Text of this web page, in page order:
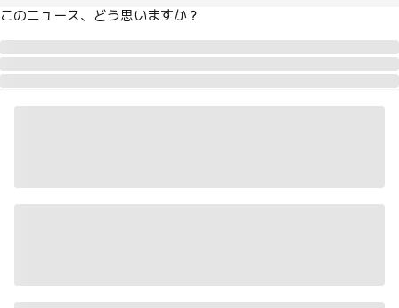
このニュース、どう思いますか？